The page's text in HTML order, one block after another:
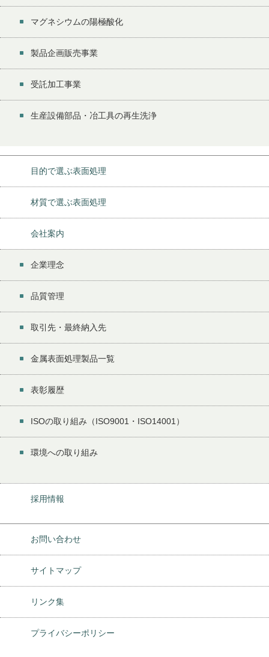
マグネシウムの陽極酸化
製品企画販売事業
受託加工事業
生産設備部品・冶工具の再生洗浄
目的で選ぶ表面処理
材質で選ぶ表面処理
会社案内
企業理念
品質管理
取引先・最終納入先
金属表面処理製品一覧
表彰履歴
ISOの取り組み（ISO9001・ISO14001）
環境への取り組み
採用情報
お問い合わせ
サイトマップ
リンク集
プライバシーポリシー